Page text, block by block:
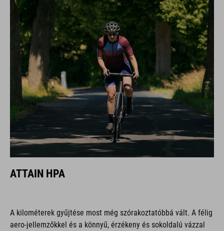
ATTAIN HPA
A kilométerek gyűjtése most még szórakoztatóbbá vált. A félig
aero-jellemzőkkel és a könnyű, érzékeny és sokoldalú vázzal